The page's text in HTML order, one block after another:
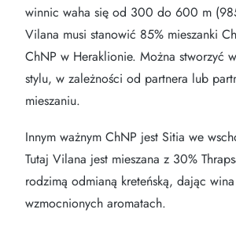
winnic waha się od 300 do 600 m
Vilana musi stanowić 85% mieszanki
ChNP w Heraklionie. Można stworzyć
stylu, w zależności od partnera lub
mieszaniu.
Innym ważnym ChNP jest Sitia we
Tutaj Vilana jest mieszana z 30%
rodzimą odmianą kreteńską, dając
wzmocnionych aromatach.